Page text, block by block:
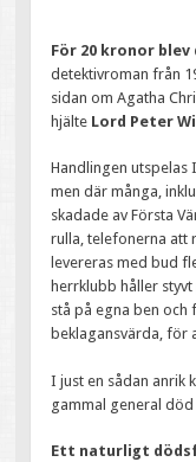
För 20 kronor blev
detektivroman från
sidan om Agatha
hjälte Lord Peter
Handlingen utspelas
men där många,
skadade av Första
rulla, telefonerna att
levereras med bud
herrklubb håller
stå på egna ben och
beklagansvärda, för
I just en sådan anrik
gammal general
Ett naturligt